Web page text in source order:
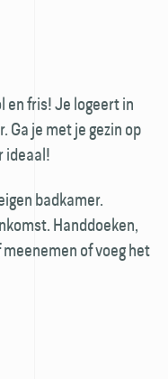
en fris! Je logeert in
Ga je met je gezin op
ideaal!
badkamer.
Hand­doeken,
of voeg het